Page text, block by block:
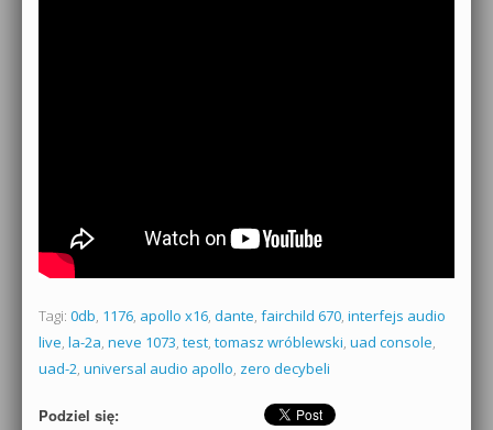
Tagi: 0db, 1176, apollo x16, dante, fairchild 670, interfejs audio
live, la-2a, neve 1073, test, tomasz wróblewski, uad console,
uad-2, universal audio apollo, zero decybeli
Podziel się: